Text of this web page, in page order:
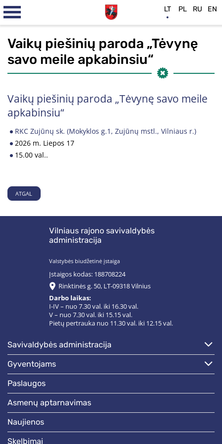
Vaikų piešinių paroda „Tėvynę
savo meile apkabinsiu“
Vaikų piešinių paroda „Tėvynę savo meile
apkabinsiu“
RKC Zujūnų sk. (Mokyklos g.1, Zujūnų mstl., Vilniaus r.)
2026 m. Liepos 17
15.00 val..
ATGAL
Vilniaus rajono savivaldybės
administracija
Valstybės biudžetinė įstaiga
Įstaigos kodas: 188708224
Rinktinės g. 50, LT-09318 Vilnius
Darbo laikas:
I-IV – nuo 7.30 val. iki 16.30 val.
V – nuo 7.30 val. iki 15.15 val.
Pietų pertrauka nuo 11.30 val. iki 12.15 val.
savivaldybės administracija
gyventojams
paslaugos
asmenų aptarnavimas
naujienos
skelbimai
LT PL RU EN